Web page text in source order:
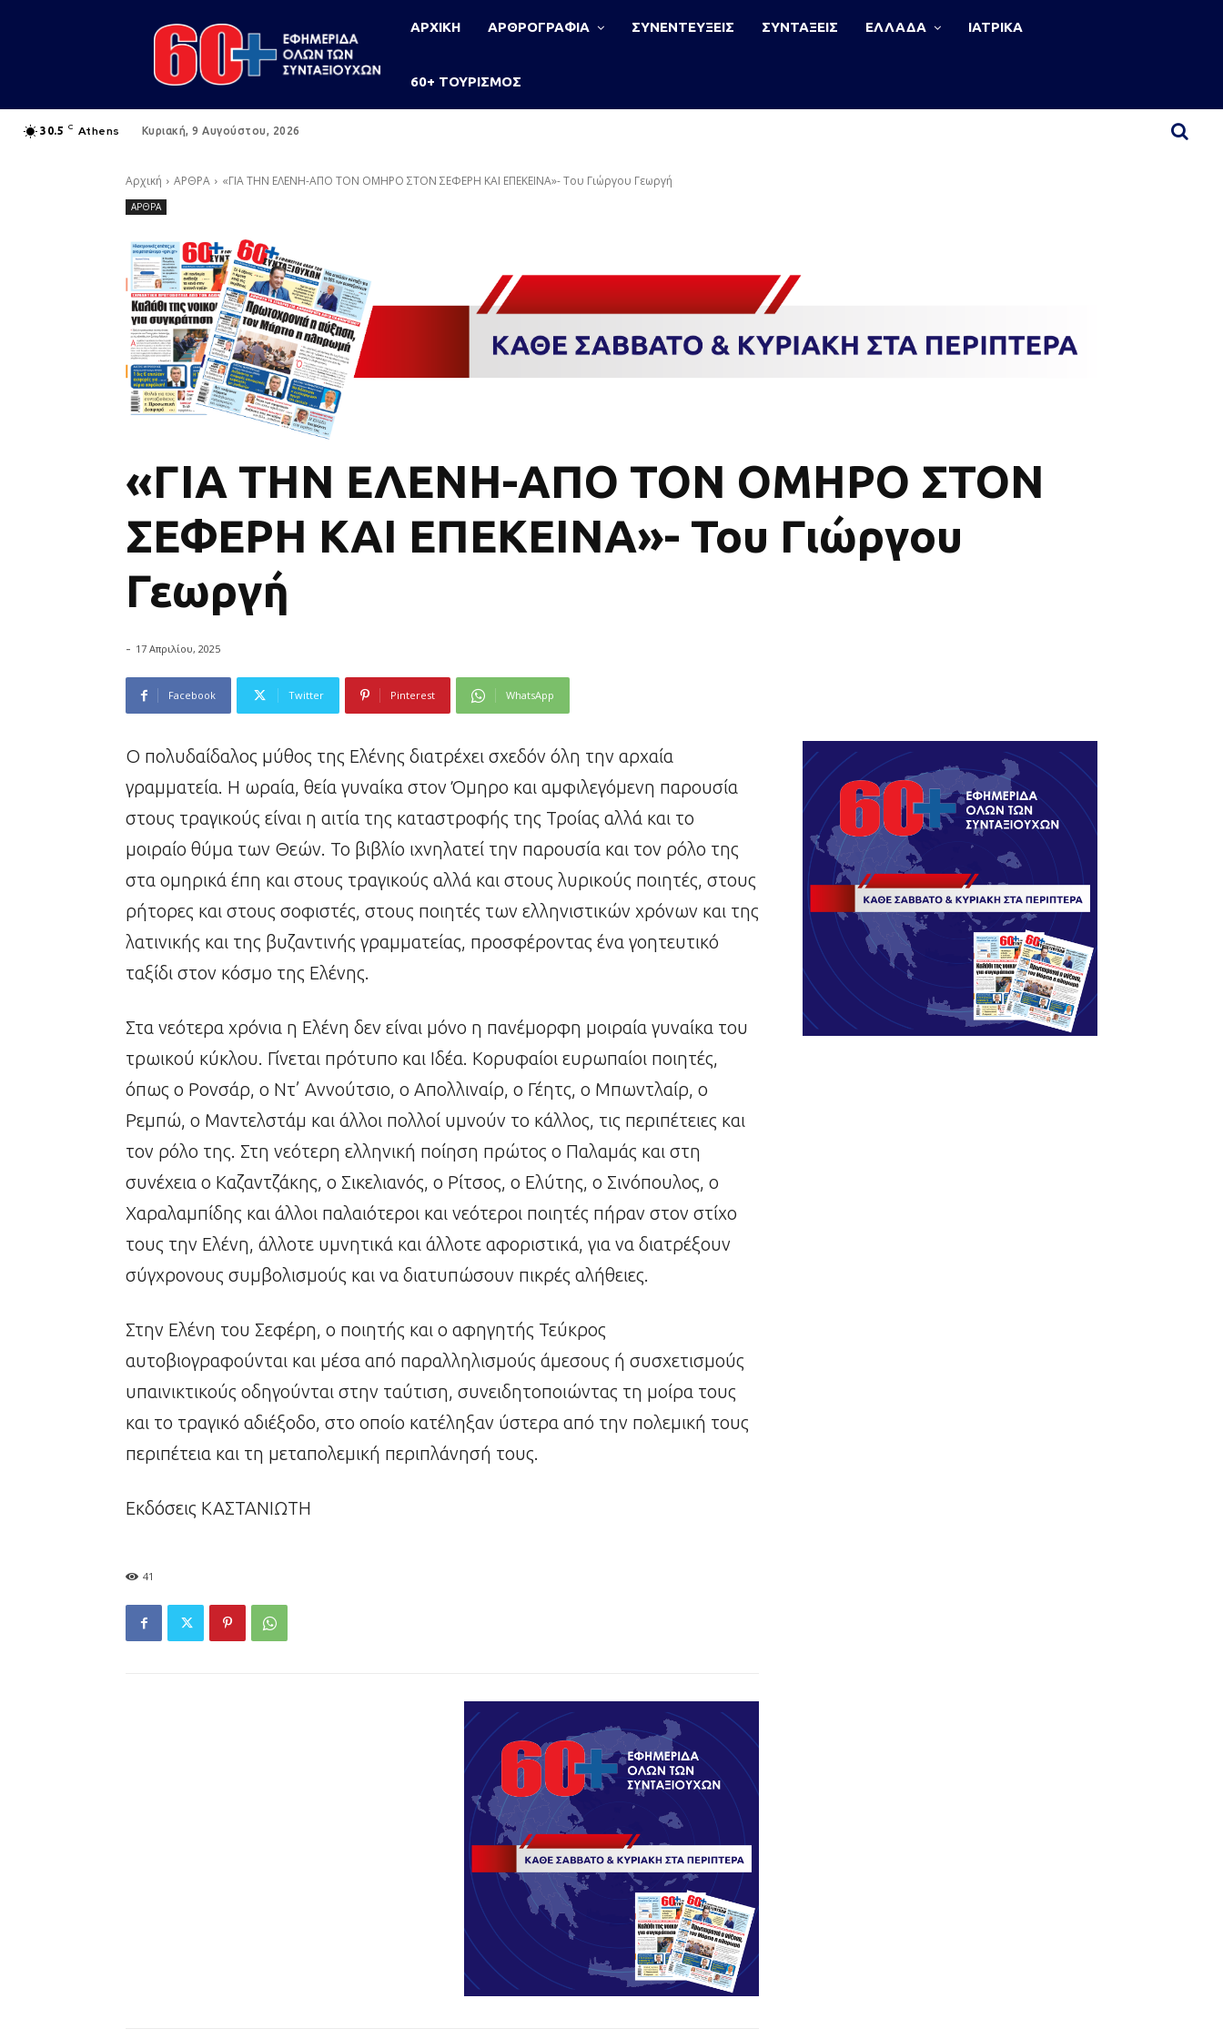
ΑΡΧΙΚΗ ΑΡΘΡΟΓΡΑΦΙΑ ΣΥΝΕΝΤΕΥΞΕΙΣ ΣΥΝΤΑΞΕΙΣ ΕΛΛΑΔΑ ΙΑΤΡΙΚΑ
60+ ΤΟΥΡΙΣΜΟΣ
30.5 C Athens Κυριακή, 9 Αυγούστου, 2026
Αρχική ΑΡΘΡΑ «ΓΙΑ ΤΗΝ ΕΛΕΝΗ-ΑΠΟ ΤΟΝ ΟΜΗΡΟ ΣΤΟΝ ΣΕΦΕΡΗ ΚΑΙ ΕΠΕΚΕΙΝΑ»- Του Γιώργου Γεωργή
ΑΡΘΡΑ
«ΓΙΑ ΤΗΝ ΕΛΕΝΗ-ΑΠΟ ΤΟΝ ΟΜΗΡΟ ΣΤΟΝ
ΣΕΦΕΡΗ ΚΑΙ ΕΠΕΚΕΙΝΑ»- Του Γιώργου
Γεωργή
- 17 Απριλίου, 2025
Facebook Twitter Pinterest WhatsApp
Ο πολυδαίδαλος μύθος της Ελένης διατρέχει σχεδόν όλη την αρχαία
γραμματεία. H ωραία, θεία γυναίκα στον Όμηρο και αμφιλεγόμενη παρουσία
στους τραγικούς είναι η αιτία της καταστροφής της Τροίας αλλά και το
μοιραίο θύμα των Θεών. Το βιβλίο ιχνηλατεί την παρουσία και τον ρόλο της
στα ομηρικά έπη και στους τραγικούς αλλά και στους λυρικούς ποιητές, στους
ρήτορες και στους σοφιστές, στους ποιητές των ελληνιστικών χρόνων και της
λατινικής και της βυζαντινής γραμματείας, προσφέροντας ένα γοητευτικό
ταξίδι στον κόσμο της Ελένης.
Στα νεότερα χρόνια η Ελένη δεν είναι μόνο η πανέμορφη μοιραία γυναίκα του
τρωικού κύκλου. Γίνεται πρότυπο και Ιδέα. Κορυφαίοι ευρωπαίοι ποιητές,
όπως ο Ρονσάρ, ο Ντ’ Αννούτσιο, ο Απολλιναίρ, ο Γέητς, ο Μπωντλαίρ, ο
Ρεμπώ, ο Μαντελστάμ και άλλοι πολλοί υμνούν το κάλλος, τις περιπέτειες και
τον ρόλο της. Στη νεότερη ελληνική ποίηση πρώτος ο Παλαμάς και στη
συνέχεια ο Καζαντζάκης, ο Σικελιανός, ο Ρίτσος, ο Ελύτης, ο Σινόπουλος, ο
Χαραλαμπίδης και άλλοι παλαιότεροι και νεότεροι ποιητές πήραν στον στίχο
τους την Ελένη, άλλοτε υμνητικά και άλλοτε αφοριστικά, για να διατρέξουν
σύγχρονους συμβολισμούς και να διατυπώσουν πικρές αλήθειες.
Στην Ελένη του Σεφέρη, ο ποιητής και ο αφηγητής Τεύκρος
αυτοβιογραφούνται και μέσα από παραλληλισμούς άμεσους ή συσχετισμούς
υπαινικτικούς οδηγούνται στην ταύτιση, συνειδητοποιώντας τη μοίρα τους
και το τραγικό αδιέξοδο, στο οποίο κατέληξαν ύστερα από την πολεμική τους
περιπέτεια και τη μεταπολεμική περιπλάνησή τους.
Εκδόσεις ΚΑΣΤΑΝΙΩΤΗ
41